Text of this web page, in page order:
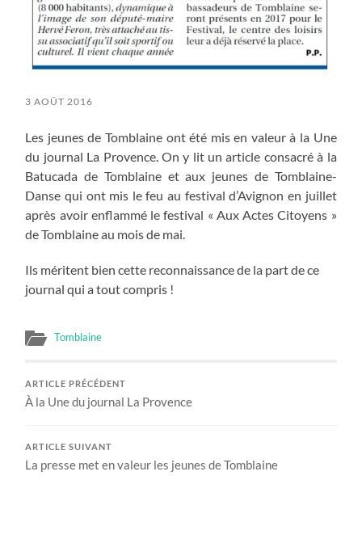
3 AOÛT 2016
Les jeunes de Tomblaine ont été mis en valeur à la Une
du journal La Provence. On y lit un article consacré à la
Batucada de Tomblaine et aux jeunes de Tomblaine-
Danse qui ont mis le feu au festival d’Avignon en juillet
après avoir enflammé le festival « Aux Actes Citoyens »
de Tomblaine au mois de mai.
Ils méritent bien cette reconnaissance de la part de ce
journal qui a tout compris !
Tomblaine
ARTICLE PRÉCÉDENT
À la Une du journal La Provence
ARTICLE SUIVANT
La presse met en valeur les jeunes de Tomblaine